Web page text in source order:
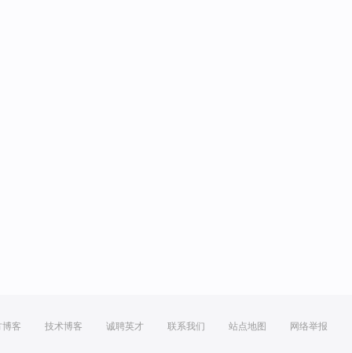
博客 技术博客 诚聘英才 联系我们 站点地图 网络举报